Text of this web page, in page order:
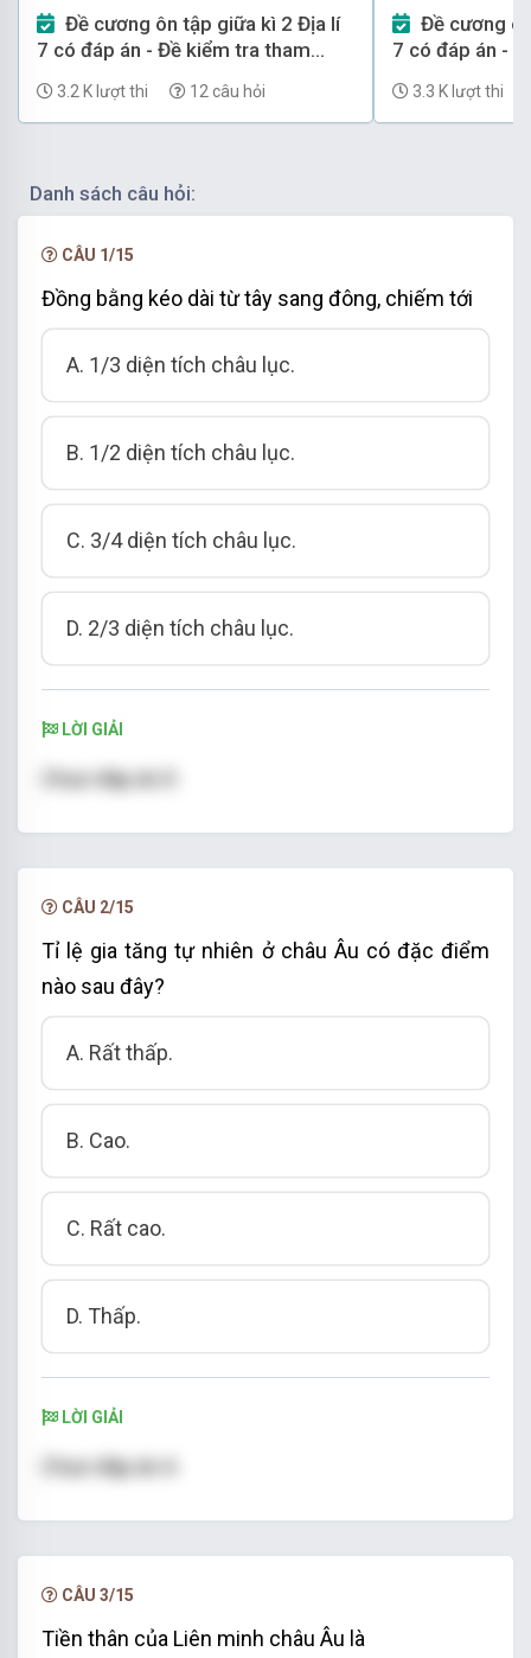
Chọn đáp án D
7 có đáp án - Đề kiểm tra tham
3.2 K lượt thi 12 câu hỏi
7 có đáp án -
3.3 K lượt thi
Danh sách câu hỏi:
CÂU 1/15
Đồng bằng kéo dài từ tây sang đông, chiếm tới
A. 1/3 diện tích châu lục.
B. 1/2 diện tích châu lục.
C. 3/4 diện tích châu lục.
D. 2/3 diện tích châu lục.
LỜI GIẢI
Chọn đáp án D
CÂU 2/15
Tỉ lệ gia tăng tự nhiên ở châu Âu có đặc điểm
nào sau đây?
A. Rất thấp.
B. Cao.
C. Rất cao.
D. Thấp.
LỜI GIẢI
Chọn đáp án A
CÂU 3/15
Tiền thân của Liên minh châu Âu là